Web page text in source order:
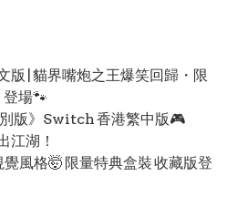
| 貓界嘴炮之王爆笑回歸・限
場🐾
版》Switch 香港繁中版🎮
江湖！
風格🤯 限量特典盒裝 收藏版登